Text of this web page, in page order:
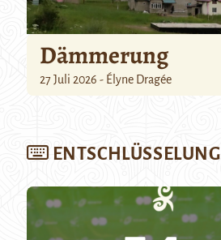
Dämmerung
27 Juli 2026 - Élyne Dragée
ENTSCHLÜSSELUNG